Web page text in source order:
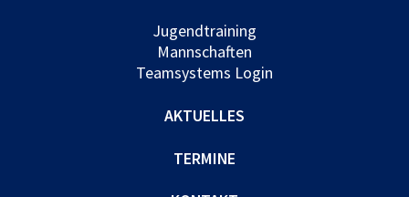
Jugendtraining
Mannschaften
Teamsystems Login
AKTUELLES
TERMINE